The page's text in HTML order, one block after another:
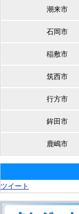
潮来市
石岡市
稲敷市
筑西市
行方市
鉾田市
鹿嶋市
ツイート